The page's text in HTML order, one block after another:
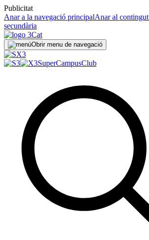
Publicitat
Anar a la navegació principalAnar al contingut
secundària
Obrir menu de navegació
SuperCampusClub